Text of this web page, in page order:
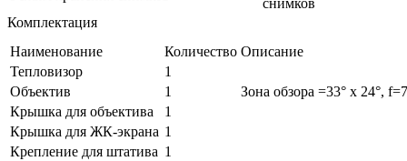
снимков
Комплектация
Наименование
Количество Описание
Тепловизор
1
Объектив
1
Зона обзора =33° x 24°,
Крышка для объектива
1
Крышка для ЖК-экрана 1
Крепление для штатива 1